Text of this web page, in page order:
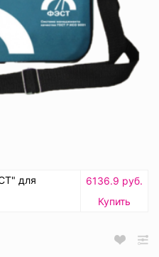
для
6136.9 руб.
Купить